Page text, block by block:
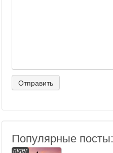
Популярные посты:
niger